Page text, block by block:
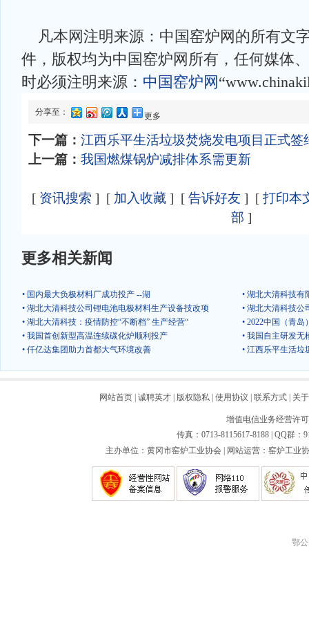
凡本网注明来源：中国窑炉网的所有文
件，版权均为中国窑炉网所有，任何媒体
时必须注明来源： 中国窑炉网
分享至： 更多
下一篇： 江西乐平生活垃圾焚烧发电项目正式签
上一篇： 我国燃煤锅炉减排体系需更新
[ 资讯搜索 ] [ 加入收藏 ] [ 告诉好友 ] [ 打印本
部 ]
更多相关新闻
• 国内最大负极材料厂成功投产 --湖
• 湖北大清科技有
• 湖北大清科技公司锂电池电极材料生产设备技改项
• 湖北大清科技
• 湖北大清科技：疫情防控“不断档” 生产经营“
• 2022中国（青
• 我国首创新型高温连续碳化炉顺利投产
• 我国自主研发无
• 仟亿达集团助力首都大气环境改善
• 江西乐平生活垃
网站首页 诚聘英才 版权隐私 使用协议 联系方式 关
增值电信业务经营许
传真：0713-8115617-8188 | QQ群：
主办单位：黄冈市窑炉工业协会 | 网站运营：窑炉工业
鄂公